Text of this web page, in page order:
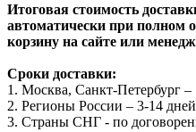
Итоговая стоимость
автоматически при полном
корзину на сайте или
Сроки доставки:
1. Москва, Санкт-Петербург –
2. Регионы России – 3-14
3. Страны СНГ - по